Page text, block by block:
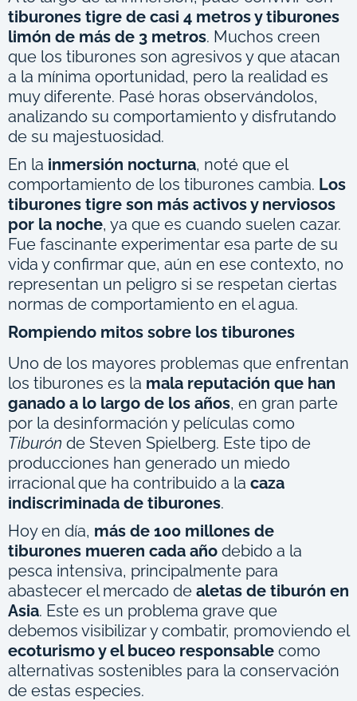
tiburones tigre de casi 4 metros y tiburones
limón de más de 3 metros. Muchos creen
que los tiburones son agresivos y que atacan
a la mínima oportunidad, pero la realidad es
muy diferente. Pasé horas observándolos,
analizando su comportamiento y disfrutando
de su majestuosidad.
En la inmersión nocturna, noté que el
comportamiento de los tiburones cambia. Los
tiburones tigre son más activos y nerviosos
por la noche, ya que es cuando suelen cazar.
Fue fascinante experimentar esa parte de su
vida y confirmar que, aún en ese contexto, no
representan un peligro si se respetan ciertas
normas de comportamiento en el agua.
Rompiendo mitos sobre los tiburones
Uno de los mayores problemas que enfrentan
los tiburones es la mala reputación que han
ganado a lo largo de los años, en gran parte
por la desinformación y películas como
Tiburón de Steven Spielberg. Este tipo de
producciones han generado un miedo
irracional que ha contribuido a la caza
indiscriminada de tiburones.
Hoy en día, más de 100 millones de
tiburones mueren cada año debido a la
pesca intensiva, principalmente para
abastecer el mercado de aletas de tiburón en
Asia. Este es un problema grave que
debemos visibilizar y combatir, promoviendo el
ecoturismo y el buceo responsable como
alternativas sostenibles para la conservación
de estas especies.